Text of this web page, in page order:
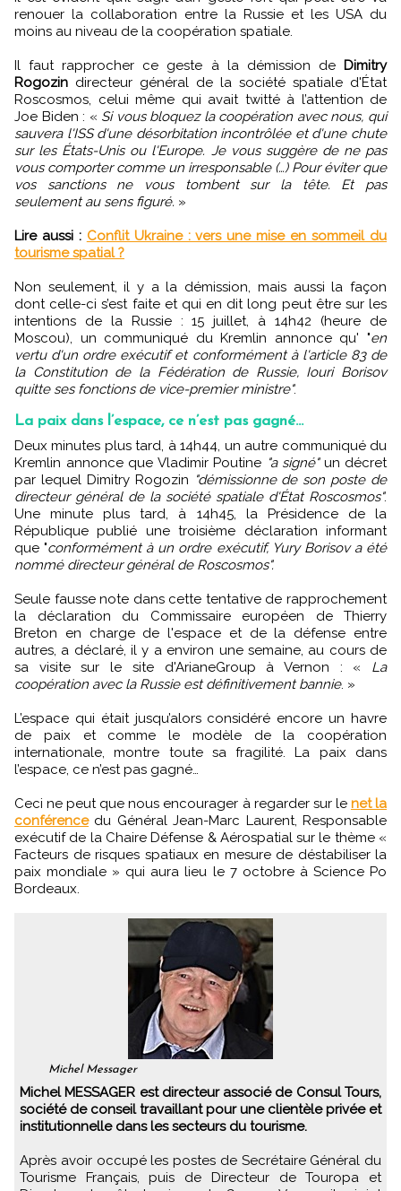
renouer la collaboration entre la Russie et les USA du
moins au niveau de la coopération spatiale.
Il faut rapprocher ce geste à la démission de Dimitry
Rogozin directeur général de la société spatiale d'État
Roscosmos, celui même qui avait twitté à l’attention de
Joe Biden : « Si vous bloquez la coopération avec nous, qui
sauvera l'ISS d'une désorbitation incontrôlée et d'une chute
sur les États-Unis ou l'Europe. Je vous suggère de ne pas
vous comporter comme un irresponsable (…) Pour éviter que
vos sanctions ne vous tombent sur la tête. Et pas
seulement au sens figuré. »
Lire aussi : Conflit Ukraine : vers une mise en sommeil du
tourisme spatial ?
Non seulement, il y a la démission, mais aussi la façon
dont celle-ci s’est faite et qui en dit long peut être sur les
intentions de la Russie : 15 juillet, à 14h42 (heure de
Moscou), un communiqué du Kremlin annonce qu' "en
vertu d'un ordre exécutif et conformément à l'article 83 de
la Constitution de la Fédération de Russie, Iouri Borisov
quitte ses fonctions de vice-premier ministre".
La paix dans l’espace, ce n’est pas gagné…
Deux minutes plus tard, à 14h44, un autre communiqué du
Kremlin annonce que Vladimir Poutine "a signé"un décret
par lequel Dimitry Rogozin "démissionne de son poste de
directeur général de la société spatiale d'État Roscosmos".
Une minute plus tard, à 14h45, la Présidence de la
République publié une troisième déclaration informant
que "conformément à un ordre exécutif, Yury Borisov a été
nommé directeur général de Roscosmos".
Seule fausse note dans cette tentative de rapprochement
la déclaration du Commissaire européen de Thierry
Breton en charge de l'espace et de la défense entre
autres, a déclaré, il y a environ une semaine, au cours de
sa visite sur le site d'ArianeGroup à Vernon : « La
coopération avec la Russie est définitivement bannie. »
L’espace qui était jusqu’alors considéré encore un havre
de paix et comme le modèle de la coopération
internationale, montre toute sa fragilité. La paix dans
l’espace, ce n’est pas gagné…
Ceci ne peut que nous encourager à regarder sur le net la
conférencedu Général Jean-Marc Laurent, Responsable
exécutif de la Chaire Défense & Aérospatial sur le thème «
Facteurs de risques spatiaux en mesure de déstabiliser la
paix mondiale » qui aura lieu le 7 octobre à Science Po
Bordeaux.
Michel Messager
Michel MESSAGER est directeur associé de Consul Tours,
société de conseil travaillant pour une clientèle privée et
institutionnelle dans les secteurs du tourisme.
Après avoir occupé les postes de Secrétaire Général du
Tourisme Français, puis de Directeur de Touropa et